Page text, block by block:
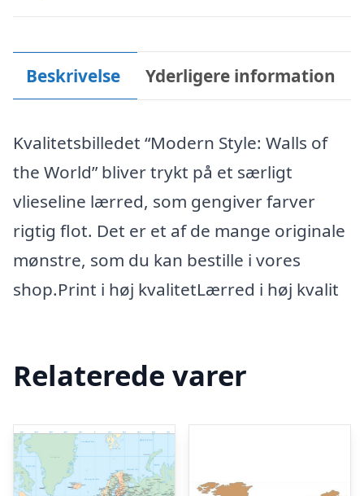
Beskrivelse Yderligere information
Kvalitetsbilledet “Modern Style: Walls of
the World” bliver trykt på et særligt
vlieseline lærred, som gengiver farver
rigtig flot. Det er et af de mange originale
mønstre, som du kan bestille i vores
shop.Print i høj kvalitetLærred i høj kvalit
Relaterede varer